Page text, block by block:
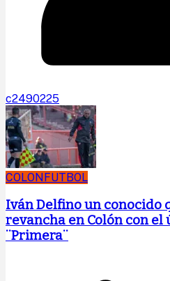
c2490225
COLONFUTBOL
Iván Delfino un conocido
revancha en Colón con el
¨Primera¨